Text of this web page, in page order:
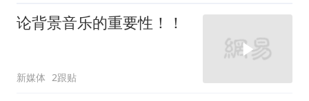
论背景音乐的重要性！！
新媒体 2跟贴